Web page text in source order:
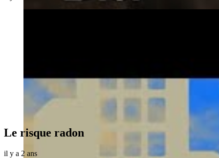
Le risque radon
il y a 2 ans